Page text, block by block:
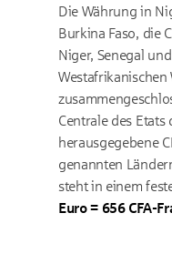
Die Währung in
Burkina Faso, die
Niger, Senegal
Westafrikanischen
Centrale des Etats
herausgegebene
genannten
steht in einem
Euro = 656 CFA-